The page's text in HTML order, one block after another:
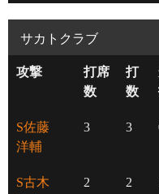
サカトクラブ
攻撃
打席
数
打
数
S佐藤
洋輔
3 3
S古木
2 2